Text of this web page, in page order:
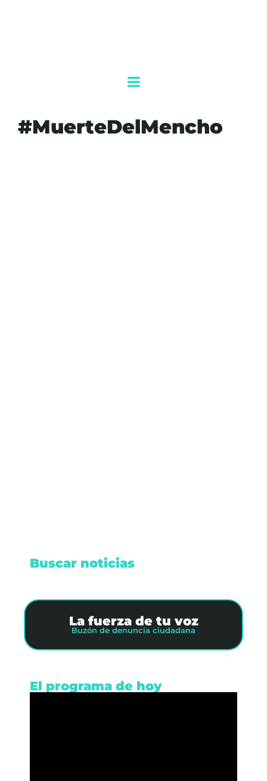
#MuerteDelMencho
Buscar noticias
La fuerza de tu voz
Buzón de denuncia ciudadana
El programa de hoy